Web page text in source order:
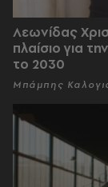
Λεωνίδας
πλαίσιο για
το 2030
Μπάμπης